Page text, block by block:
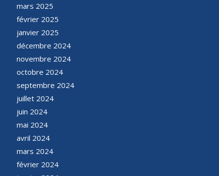
mars 2025
février 2025
janvier 2025
décembre 2024
novembre 2024
octobre 2024
septembre 2024
juillet 2024
juin 2024
mai 2024
avril 2024
mars 2024
février 2024